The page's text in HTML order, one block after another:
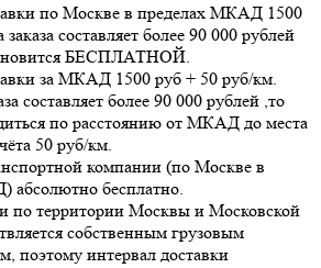
по Москве в пределах МКАД 1500
составляет более 90 000 рублей
БЕСПЛАТНОЙ.
за МКАД 1500 руб + 50 руб/км.
составляет более 90 000 рублей ,то
по расстоянию от МКАД до места
50 руб/км.
компании (по Москве в
бесплатно.
по территории Москвы и Московской
собственным грузовым
поэтому интервал доставки